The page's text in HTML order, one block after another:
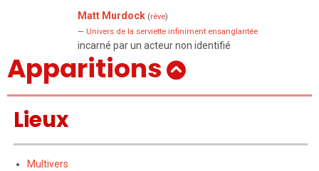
Matt Murdock (rêve)
— Univers de la serviette infiniment ensanglantée
incarné par un acteur non identifié
Apparitions
Lieux
Multivers